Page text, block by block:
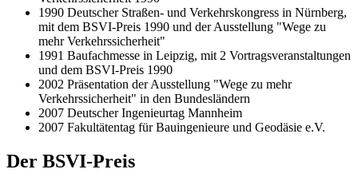
1990 Deutscher Straßen- und Verkehrskongress in Nürnberg,
mit dem BSVI-Preis 1990 und der Ausstellung "Wege zu
mehr Verkehrssicherheit"
1991 Baufachmesse in Leipzig, mit 2 Vortragsveranstaltungen
und dem BSVI-Preis 1990
2002 Präsentation der Ausstellung "Wege zu mehr
Verkehrssicherheit" in den Bundesländern
2007 Deutscher Ingenieurtag Mannheim
2007 Fakultätentag für Bauingenieure und Geodäsie e.V.
Der BSVI-Preis